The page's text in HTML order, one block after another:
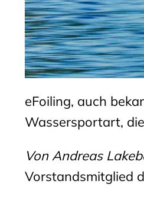
eFoiling, auch
Wassersportart,
Von Andreas
Vorstandsmitglied